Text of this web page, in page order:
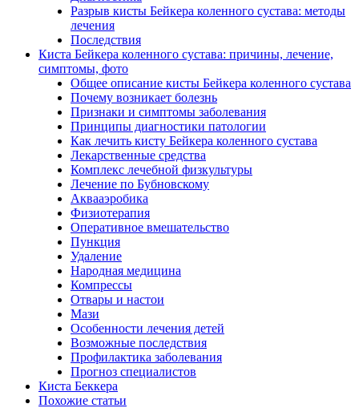
Разрыв кисты Бейкера коленного сустава: методы
лечения
Последствия
Киста Бейкера коленного сустава: причины, лечение,
симптомы, фото
Общее описание кисты Бейкера коленного сустава
Почему возникает болезнь
Признаки и симптомы заболевания
Принципы диагностики патологии
Как лечить кисту Бейкера коленного сустава
Лекарственные средства
Комплекс лечебной физкультуры
Лечение по Бубновскому
Аквааэробика
Физиотерапия
Оперативное вмешательство
Пункция
Удаление
Народная медицина
Компрессы
Отвары и настои
Мази
Особенности лечения детей
Возможные последствия
Профилактика заболевания
Прогноз специалистов
Киста Беккера
Похожие статьи